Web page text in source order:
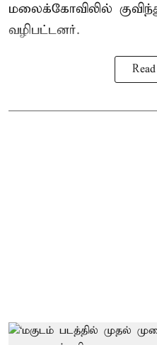
மலைக்கோவிலில்
வழிபட்டனர்.